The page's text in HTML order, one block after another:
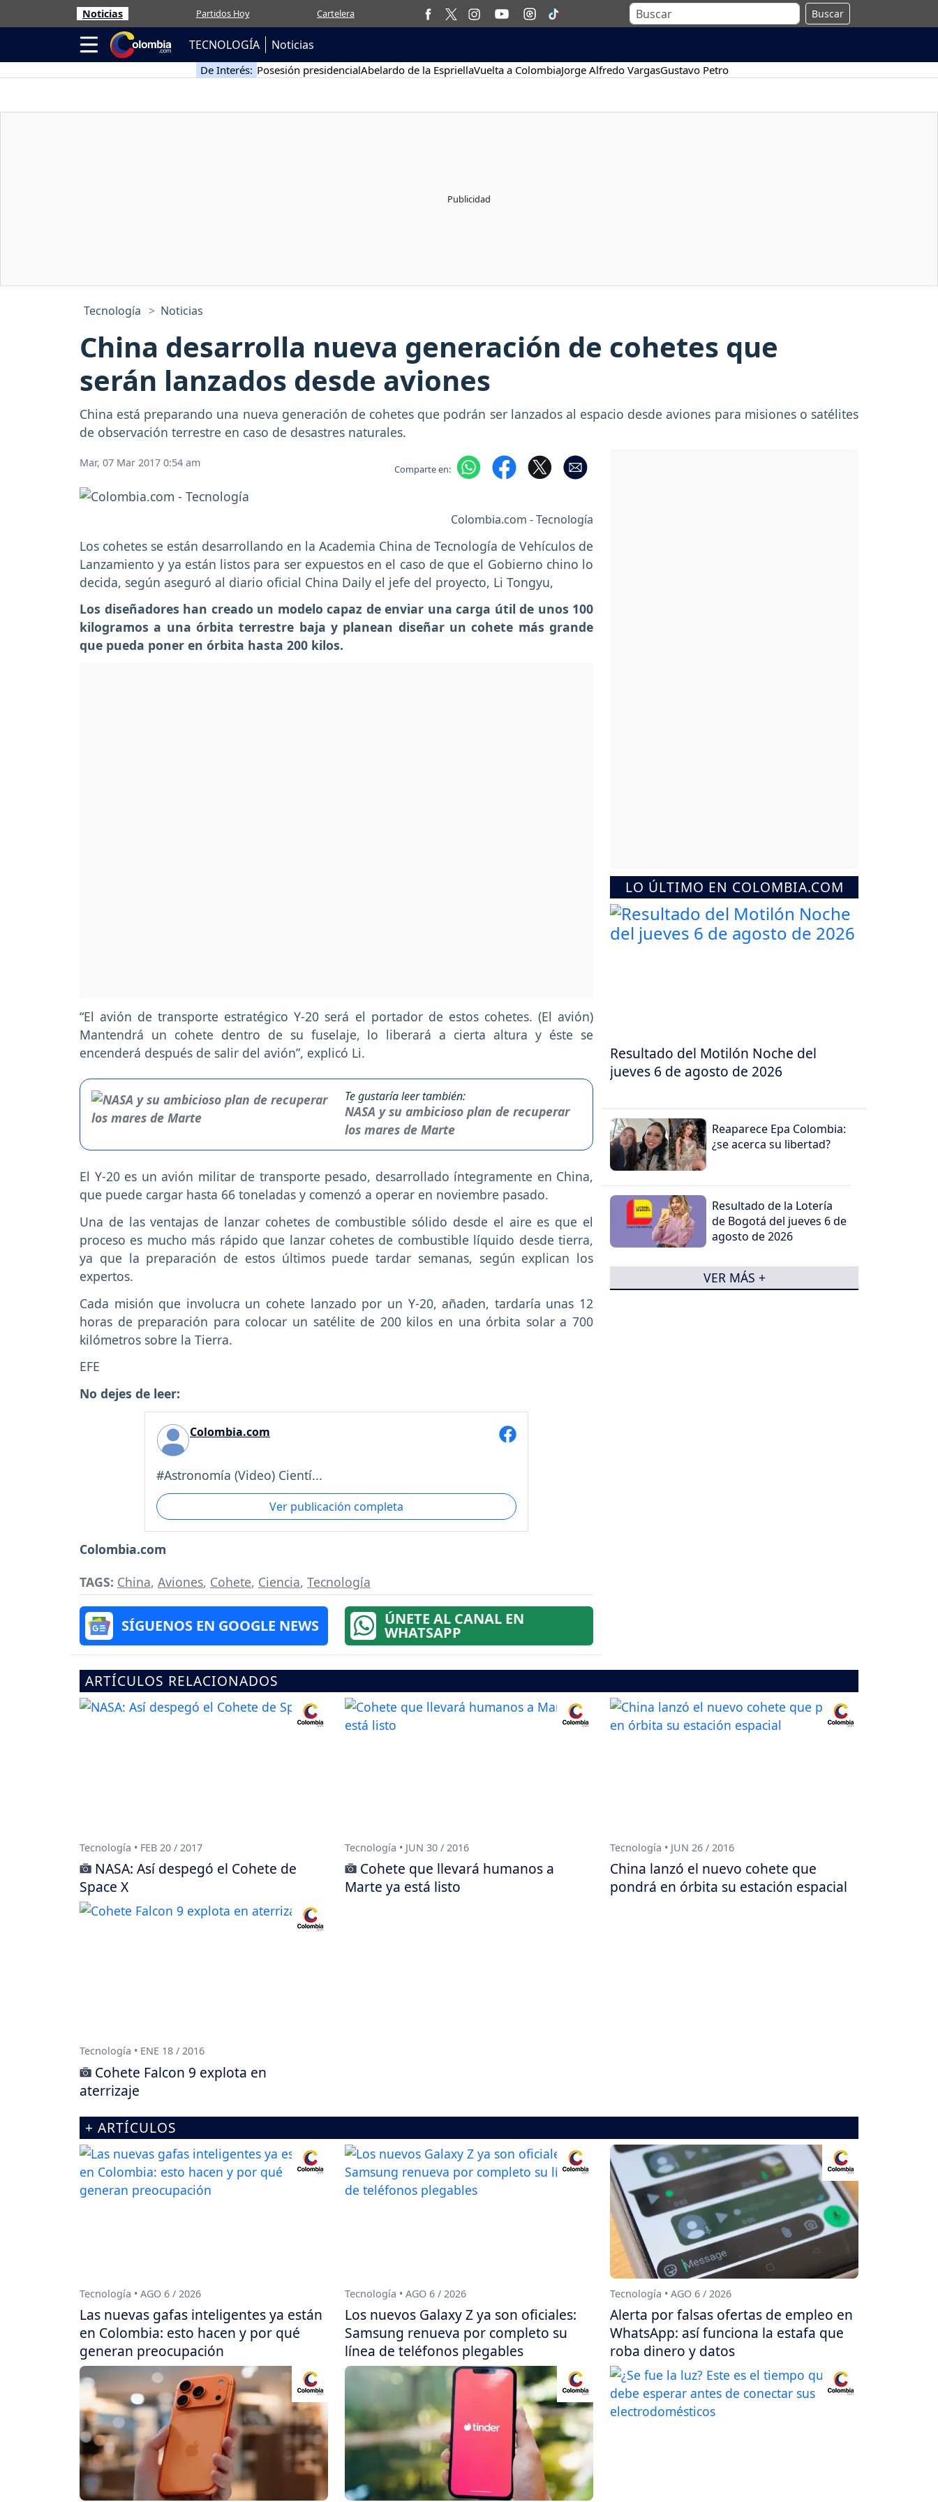
Noticias Partidos Hoy Cartelera Buscar
TECNOLOGÍA Noticias
De Interés: Posesión presidencialAbelardo de la EspriellaVuelta a ColombiaJorge Alfredo VargasGustavo Petro
Tecnología Noticias
China desarrolla nueva generación de cohetes que
serán lanzados desde aviones
China está preparando una nueva generación de cohetes que podrán ser lanzados al espacio desde aviones para misiones o satélites
de observación terrestre en caso de desastres naturales.
Mar, 07 Mar 2017 0:54 am Comparte en:
Colombia.com - Tecnología
Los cohetes se están desarrollando en la Academia China de Tecnología de Vehículos de
Lanzamiento y ya están listos para ser expuestos en el caso de que el Gobierno chino lo
decida, según aseguró al diario oficial China Daily el jefe del proyecto, Li Tongyu,
Los diseñadores han creado un modelo capaz de enviar una carga útil de unos 100
kilogramos a una órbita terrestre baja y planean diseñar un cohete más grande
que pueda poner en órbita hasta 200 kilos.
“El avión de transporte estratégico Y-20 será el portador de estos cohetes. (El avión)
Mantendrá un cohete dentro de su fuselaje, lo liberará a cierta altura y éste se
encenderá después de salir del avión”, explicó Li.
Te gustaría leer también:
NASA y su ambicioso plan de recuperar
los mares de Marte
El Y-20 es un avión militar de transporte pesado, desarrollado íntegramente en China,
que puede cargar hasta 66 toneladas y comenzó a operar en noviembre pasado.
Una de las ventajas de lanzar cohetes de combustible sólido desde el aire es que el
proceso es mucho más rápido que lanzar cohetes de combustible líquido desde tierra,
ya que la preparación de estos últimos puede tardar semanas, según explican los
expertos.
Cada misión que involucra un cohete lanzado por un Y-20, añaden, tardaría unas 12
horas de preparación para colocar un satélite de 200 kilos en una órbita solar a 700
kilómetros sobre la Tierra.
EFE
No dejes de leer:
Colombia.com
#Astronomía (Video) Cientí...
Ver publicación completa
Colombia.com
TAGS: China, Aviones, Cohete, Ciencia, Tecnología
SÍGUENOS EN GOOGLE NEWS ÚNETE AL CANAL EN
WHATSAPP
LO ÚLTIMO EN COLOMBIA.COM
Resultado del Motilón Noche del
jueves 6 de agosto de 2026
Reaparece Epa Colombia:
¿se acerca su libertad?
Resultado de la Lotería
de Bogotá del jueves 6 de
agosto de 2026
VER MÁS +
ARTÍCULOS RELACIONADOS
Tecnología • FEB 20 / 2017
NASA: Así despegó el Cohete de
Space X
Tecnología • JUN 30 / 2016
Cohete que llevará humanos a
Marte ya está listo
Tecnología • JUN 26 / 2016
China lanzó el nuevo cohete que
pondrá en órbita su estación espacial
Tecnología • ENE 18 / 2016
Cohete Falcon 9 explota en
aterrizaje
+ ARTÍCULOS
Tecnología • AGO 6 / 2026
Las nuevas gafas inteligentes ya están
en Colombia: esto hacen y por qué
generan preocupación
Tecnología • AGO 6 / 2026
Los nuevos Galaxy Z ya son oficiales:
Samsung renueva por completo su
línea de teléfonos plegables
Tecnología • AGO 6 / 2026
Alerta por falsas ofertas de empleo en
WhatsApp: así funciona la estafa que
roba dinero y datos